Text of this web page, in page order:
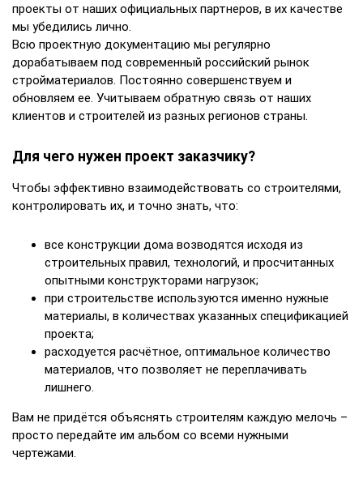
проекты от наших официальных партнеров, в их качестве
мы убедились лично.
Всю проектную документацию мы регулярно
дорабатываем под современный российский рынок
стройматериалов. Постоянно совершенствуем и
обновляем ее. Учитываем обратную связь от наших
клиентов и строителей из разных регионов страны.
Для чего нужен проект заказчику?
Чтобы эффективно взаимодействовать со строителями,
контролировать их, и точно знать, что:
все конструкции дома возводятся исходя из
строительных правил, технологий, и просчитанных
опытными конструкторами нагрузок;
при строительстве используются именно нужные
материалы, в количествах указанных спецификацией
проекта;
расходуется расчётное, оптимальное количество
материалов, что позволяет не переплачивать
лишнего.
Вам не придётся объяснять строителям каждую мелочь –
просто передайте им альбом со всеми нужными
чертежами.